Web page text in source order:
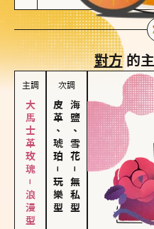
對方的
主調
大馬士革玫瑰－浪漫型
次調
皮革、琥珀
－
玩樂型
海鹽、雪花
－
無私型